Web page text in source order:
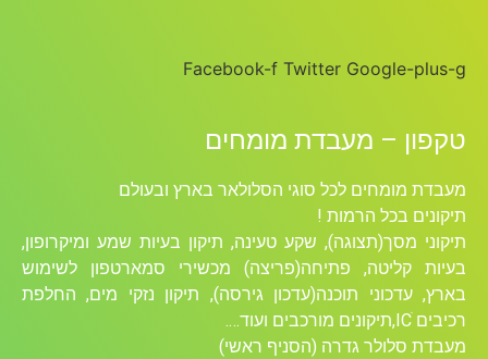
Facebook-f Twitter Google-plus-g
טקפון – מעבדת מומחים
מעבדת מומחים לכל סוגי הסלולאר בארץ ובעולם
תיקונים בכל הרמות !
תיקוני מסך(תצוגה), שקע טעינה, תיקון בעיות שמע ומיקרופון,
בעיות קליטה, פתיחה(פריצה) מכשירי סמארטפון לשימוש
בארץ, עדכוני תוכנה(עדכון גירסה), תיקון נזקי מים, החלפת
רכיבים ICׁ,תיקונים מורכבים ועוד….
מעבדת סלולר גדרה (הסניף ראשי)